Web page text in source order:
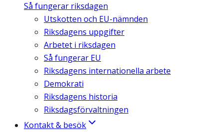
Så fungerar riksdagen
Utskotten och EU-nämnden
Riksdagens uppgifter
Arbetet i riksdagen
Så fungerar EU
Riksdagens internationella arbete
Demokrati
Riksdagens historia
Riksdagsförvaltningen
Kontakt & besök